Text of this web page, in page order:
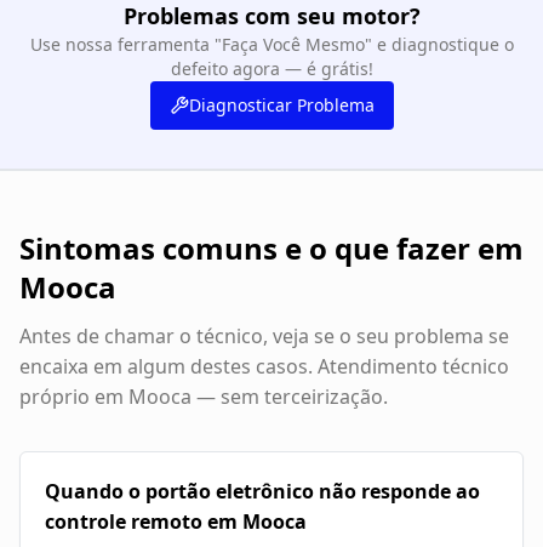
Problemas com seu motor?
Use nossa ferramenta "Faça Você Mesmo" e diagnostique o
defeito agora — é grátis!
Diagnosticar Problema
Sintomas comuns e o que fazer em
Mooca
Antes de chamar o técnico, veja se o seu problema se
encaixa em algum destes casos. Atendimento técnico
próprio em Mooca — sem terceirização.
Quando o portão eletrônico não responde ao
controle remoto em Mooca